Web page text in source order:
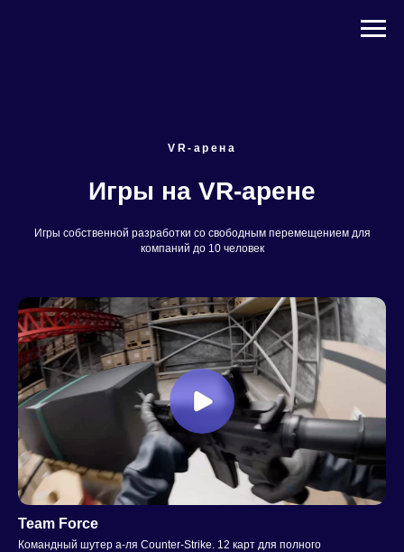
VR-арена
Игры на VR-арене
Игры собственной разработки cо свободным перемещением для
компаний до 10 человек
Team Force
Командный шутер а-ля Counter-Strike. 12 карт для полного